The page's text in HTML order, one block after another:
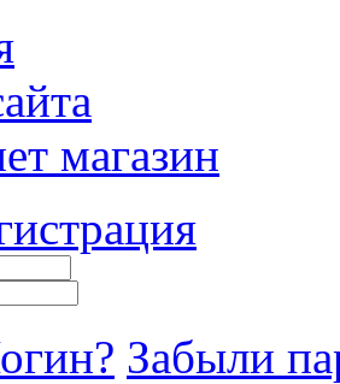
магазин
Забыли